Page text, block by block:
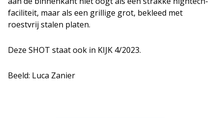
faciliteit, maar als een grillige grot, bekleed met
roestvrij stalen platen.
Deze SHOT staat ook in KIJK 4/2023.
Beeld: Luca Zanier